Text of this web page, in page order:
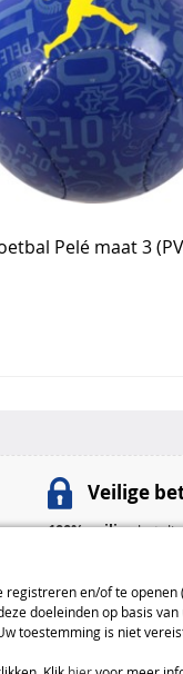
en/of te
doeleinden op basis
toestemming is niet
Pelé maat 3
Veilige
100% veilige